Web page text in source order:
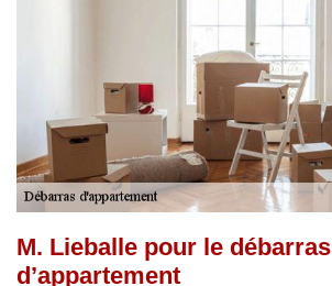
M. Lieballe pour le débarras
d’appartement